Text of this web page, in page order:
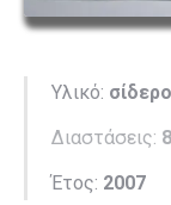
Υλικό:
Διαστάσεις:
Έτος: 2007